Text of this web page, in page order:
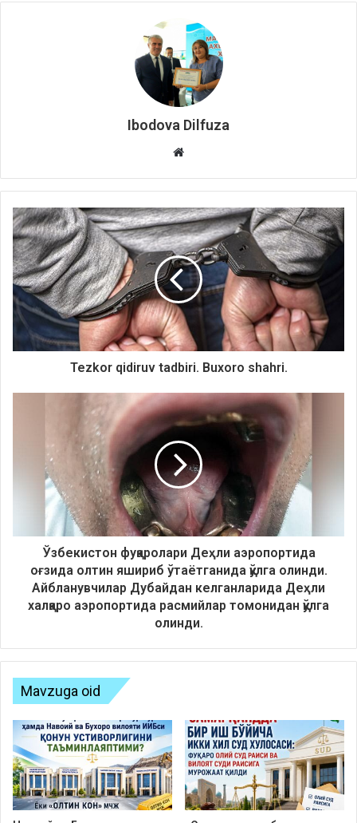
Ibodova Dilfuza
Website
Tezkor qidiruv tadbiri. Buxoro shahri.
Ўзбекистон фуқаролари Деҳли аэропортида
оғзида олтин яшириб ўтаётганида қўлга олинди.
Aйбланувчилар Дубайдан келганларида Деҳли
халқаро аэропортида расмийлар томонидан қўлга
олинди.
Mavzuga oid